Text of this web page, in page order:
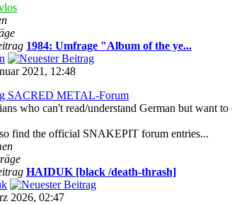
1984: Umfrage "Album of the ye...
2021, 12:48
SACRED METAL-Forum
who can't read/understand German but want
find the official SNAKEPIT forum entries...
HAIDUK [black /death-thrash]
2026, 02:47